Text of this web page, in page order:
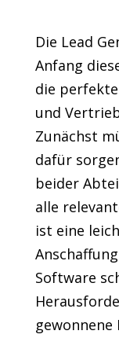
Die Lead
Anfang
die
und
Zunächst
dafür
beider
alle
ist eine
Software